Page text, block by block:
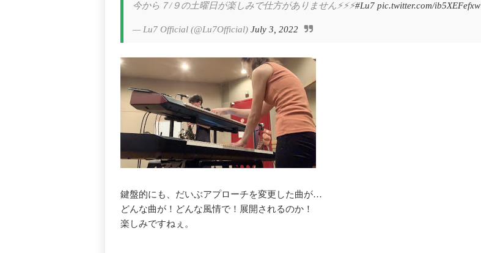
今から７/９の土曜日が楽しみで仕方がありません⚡️⚡️⚡️#Lu7 pic.twitter.com/ib5XEFefxw
— Lu7 Official (@Lu7Official) July 3, 2022
鍵盤的にも、だいぶアプローチを変更した曲が…
どんな曲が！どんな風情で！展開されるのか！
楽しみですねぇ。